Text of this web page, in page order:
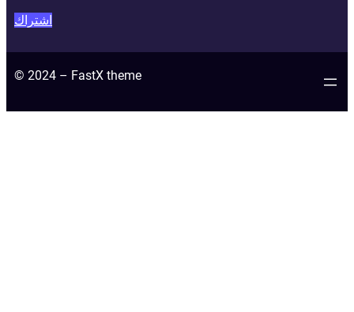
اشتراك
© 2024 – FastX theme